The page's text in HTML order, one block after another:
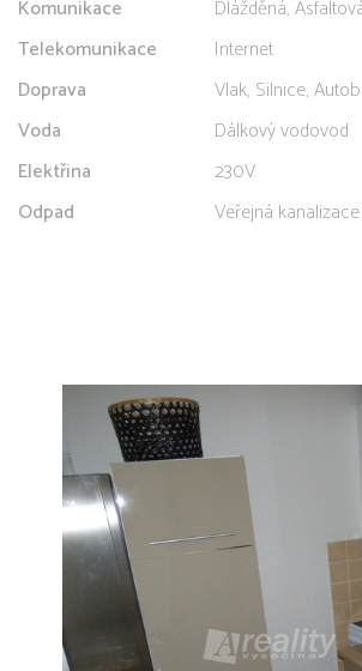
Komunikace
Dlážděná,
Telekomunikace
Internet
Doprava
Vlak, Silnice,
Voda
Dálkový vodovod
Elektřina
230V
Odpad
Veřejná kanalizace